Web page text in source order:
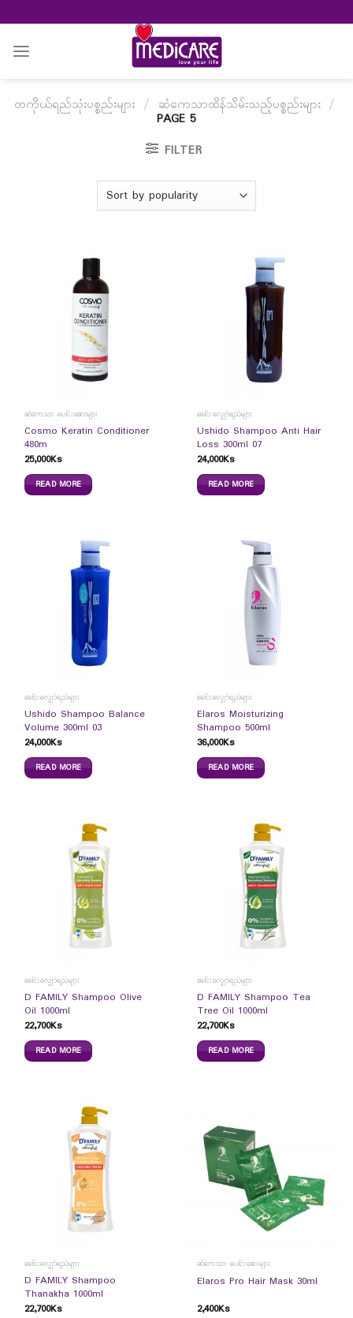
to
content
တကိုယ်ရည်သုံးပစ္စည်းများ / ဆံကေသာထိန်သိမ်းသည့်ပစ္စည်းများ /
PAGE 5
FILTER
ဆံကေသာ ပေါင်းဆေးများ
Cosmo Keratin Conditioner
480m
25,000Ks
READ MORE
ခေါင်းလျှော်ရည်များ
Ushido Shampoo Anti Hair
Loss 300ml 07
24,000Ks
READ MORE
ခေါင်းလျှော်ရည်များ
Ushido Shampoo Balance
Volume 300ml 03
24,000Ks
READ MORE
ခေါင်းလျှော်ရည်များ
Elaros Moisturizing
Shampoo 500ml
36,000Ks
READ MORE
ခေါင်းလျှော်ရည်များ
D FAMILY Shampoo Olive
Oil 1000ml
22,700Ks
READ MORE
ခေါင်းလျှော်ရည်များ
D FAMILY Shampoo Tea
Tree Oil 1000ml
22,700Ks
READ MORE
ခေါင်းလျှော်ရည်များ
D FAMILY Shampoo
Thanakha 1000ml
22,700Ks
ဆံကေသာ ပေါင်းဆေးများ
Elaros Pro Hair Mask 30ml
2,400Ks